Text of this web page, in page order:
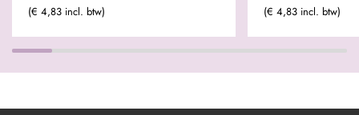
(€ 4,83 incl. btw) (€ 4,83 incl. btw)